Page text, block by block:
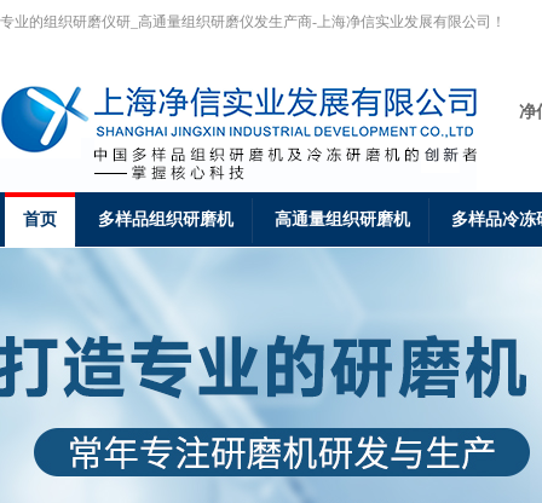
专业的组织研磨仪研_高通量组织研磨仪发生产商-上海净信实业发展有限公司！
净
首页 多样品组织研磨机 高通量组织研磨机 多样品冷冻